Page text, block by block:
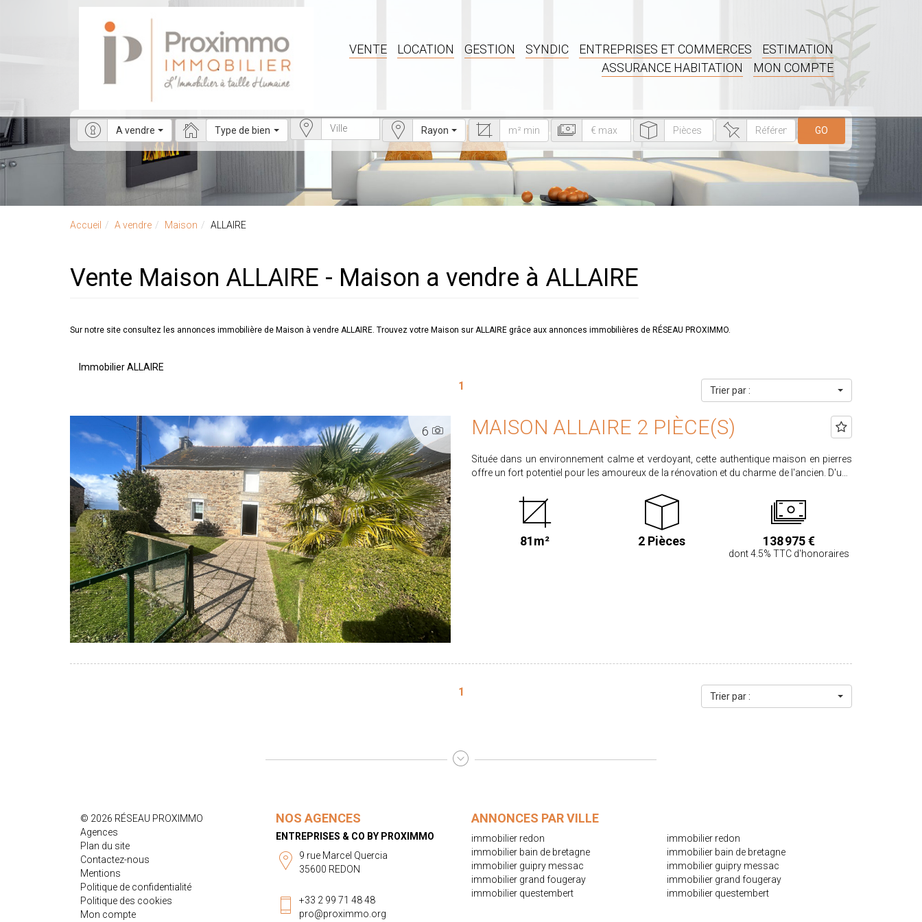
VENTE LOCATION GESTION SYNDIC ENTREPRISES ET COMMERCES
ESTIMATION
ASSURANCE HABITATION
MON COMPTE
A vendre Type de bien Rayon GO
Accueil A vendre Maison ALLAIRE
Vente Maison ALLAIRE - Maison a vendre à ALLAIRE
Sur notre site consultez les annonces immobilière de Maison à vendre ALLAIRE. Trouvez votre Maison sur ALLAIRE grâce aux annonces immobilières de RÉSEAU PROXIMMO.
Immobilier ALLAIRE
1 Trier par :
6 MAISON ALLAIRE 2 PIÈCE(S)
Située dans un environnement calme et verdoyant, cette authentique maison en pierres
offre un fort potentiel pour les amoureux de la rénovation et du charme de l'ancien. D'une
envies. Le tout est implanté sur une belle parcelle de 1 580 m², offrant un cadre naturel
idéal pour créer votre cocon familial, votre résidence secondaire ou un projet de gîte. Une
grande dépendance d'environ 40 m², située sur une parcelle séparée de 160 m²,
complète ce bien ? parfaite pour un atelier, ou un espace de rangement supplémentaire. ?
81m² 2 Pièces 138 975 €
dont 4.5% TTC d'honoraires
1 Trier par :
© 2026 RÉSEAU PROXIMMO
Agences
Plan du site
Contactez-nous
Mentions
Politique de confidentialité
Politique des cookies
Mon compte
NOS AGENCES
ENTREPRISES & CO BY PROXIMMO
9 rue Marcel Quercia
35600 REDON
+33 2 99 71 48 48
pro@proximmo.org
ANNONCES PAR VILLE
immobilier redon
immobilier bain de bretagne
immobilier guipry messac
immobilier grand fougeray
immobilier questembert
immobilier redon
immobilier bain de bretagne
immobilier guipry messac
immobilier grand fougeray
immobilier questembert